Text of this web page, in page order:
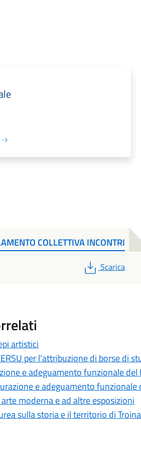
COLLETTIVA INCONTRI
PDF
Scarica
artistici
per l'attribuzione di borse di
e adeguamento funzionale del
e adeguamento funzionale
moderna e ad altre esposizioni
sulla storia e il territorio di Troina